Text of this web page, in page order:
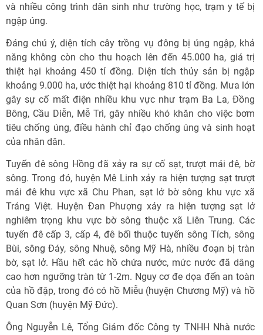
và nhiều công trình dân sinh như trường học, trạm y tế bị
ngập úng.
Đáng chú ý, diện tích cây trồng vụ đông bị úng ngập, khả
năng không còn cho thu hoạch lên đến 45.000 ha, giá trị
thiệt hại khoảng 450 tỉ đồng. Diện tích thủy sản bị ngập
khoảng 9.000 ha, ước thiệt hại khoảng 810 tỉ đồng. Mưa lớn
gây sự cố mất điện nhiều khu vực như trạm Ba La, Đồng
Bông, Cầu Diễn, Mễ Trì, gây nhiều khó khăn cho việc bơm
tiêu chống úng, điều hành chỉ đạo chống úng và sinh hoạt
của nhân dân.
Tuyến đê sông Hồng đã xảy ra sự cố sạt, trượt mái đê, bờ
sông. Trong đó, huyện Mê Linh xảy ra hiện tượng sạt trượt
mái đê khu vực xã Chu Phan, sạt lở bờ sông khu vực xã
Tráng Việt. Huyện Đan Phượng xảy ra hiện tượng sạt lở
nghiêm trọng khu vực bờ sông thuộc xã Liên Trung. Các
tuyến đê cấp 3, cấp 4, đê bối thuộc tuyến sông Tích, sông
Bùi, sông Đáy, sông Nhuệ, sông Mỹ Hà, nhiều đoạn bị tràn
bờ, sạt lở. Hầu hết các hồ chứa nước, mức nước đã dâng
cao hơn ngưỡng tràn từ 1-2m. Nguy cơ đe dọa đến an toàn
của hồ đập, trong đó có hồ Miễu (huyện Chương Mỹ) và hồ
Quan Sơn (huyện Mỹ Đức).
Ông Nguyễn Lê, Tổng Giám đốc Công ty TNHH Nhà nước